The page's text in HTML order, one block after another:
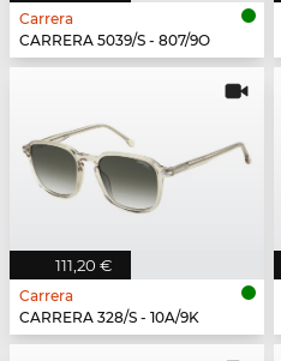
Carrera
CARRERA 5039/S - 807/9O
111,20 €
Carrera
CARRERA 328/S - 10A/9K